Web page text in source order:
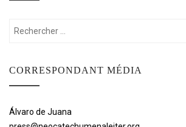
Rechercher:
CORRESPONDANT MÉDIA
Álvaro de Juana